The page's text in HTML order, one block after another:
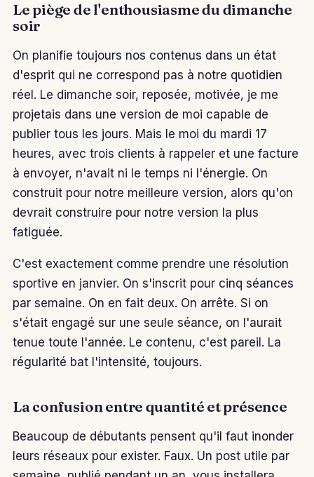
Le piège de l'enthousiasme du dimanche
soir
On planifie toujours nos contenus dans un état
d'esprit qui ne correspond pas à notre quotidien
réel. Le dimanche soir, reposée, motivée, je me
projetais dans une version de moi capable de
publier tous les jours. Mais le moi du mardi 17
heures, avec trois clients à rappeler et une facture
à envoyer, n'avait ni le temps ni l'énergie. On
construit pour notre meilleure version, alors qu'on
devrait construire pour notre version la plus
fatiguée.
C'est exactement comme prendre une résolution
sportive en janvier. On s'inscrit pour cinq séances
par semaine. On en fait deux. On arrête. Si on
s'était engagé sur une seule séance, on l'aurait
tenue toute l'année. Le contenu, c'est pareil. La
régularité bat l'intensité, toujours.
La confusion entre quantité et présence
Beaucoup de débutants pensent qu'il faut inonder
leurs réseaux pour exister. Faux. Un post utile par